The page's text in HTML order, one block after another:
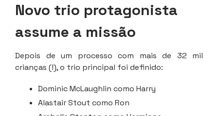
Novo trio protagonista
assume a missão
Depois de um processo com mais de 32 mil
crianças (!), o trio principal foi definido:
Dominic McLaughlin como Harry
Alastair Stout como Ron